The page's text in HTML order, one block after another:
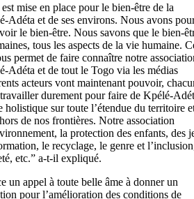
mise en place pour le bien-être de la
Adéta et de ses environs. Nous avons
le bien-être. Nous savons que le bien-
tous les aspects de la vie humaine.
permet de faire connaître notre
Adéta et de tout le Togo via les médias
acteurs vont maintenant pouvoir,
durement pour faire de Kpélé-
holistique sur toute l’étendue du territoire
de nos frontières. Notre association
la protection des enfants, des
le recyclage, le genre et
etc.” a-t-il expliqué.
un appel à toute belle âme à donner un
pour l’amélioration des conditions de